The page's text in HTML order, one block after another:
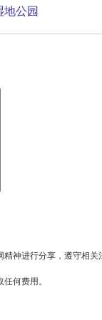
地公园
地公园
神进行分享，遵守相
何费用。